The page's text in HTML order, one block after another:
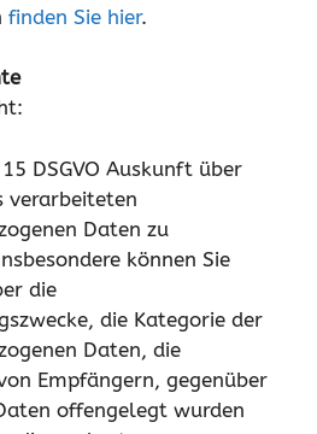
finden Sie hier.
DSGVO Auskunft über
verarbeiteten
Daten zu
können Sie
die
die Kategorie der
Daten, die
Empfängern, gegenüber
offengelegt wurden